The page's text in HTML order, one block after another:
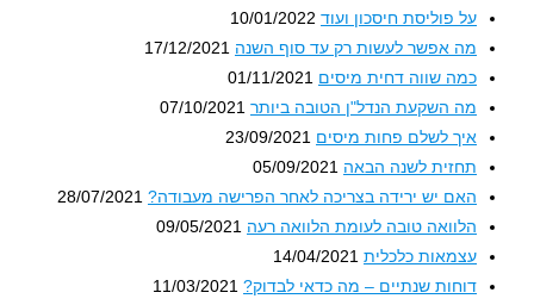
על פוליסת חיסכון ועוד
10/01/2022
מה אפשר לעשות רק עד סוף השנה 17/12/2021
כמה שווה דחית מיסים 01/11/2021
מה השקעת הנדל"ן הטובה ביותר 07/10/2021
איך לשלם פחות מיסים 23/09/2021
תחזית לשנה הבאה 05/09/2021
האם יש ירידה בצריכה לאחר הפרישה מעבודה? 28/07/2021
הלוואה טובה לעומת הלוואה רעה 09/05/2021
עצמאות כלכלית 14/04/2021
דוחות שנתיים – מה כדאי לבדוק? 11/03/2021